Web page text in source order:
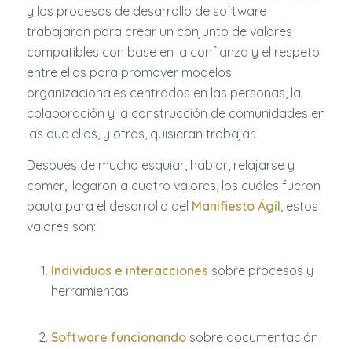
y los procesos de desarrollo de software
trabajaron para crear un conjunto de valores
compatibles con base en la confianza y el respeto
entre ellos para promover modelos
organizacionales centrados en las personas, la
colaboración y la construcción de comunidades en
las que ellos, y otros, quisieran trabajar.
Después de mucho esquiar, hablar, relajarse y
comer, llegaron a cuatro valores, los cuáles fueron
pauta para el desarrollo del Manifiesto Ágil , estos
valores son:
Individuos e interacciones sobre procesos y
herramientas
Software funcionandosobre documentación